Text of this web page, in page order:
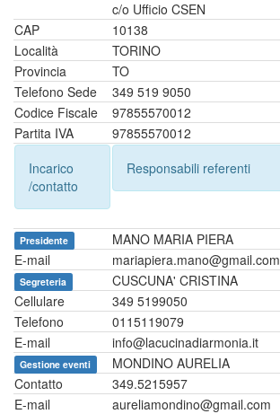
c/o Ufficio CSEN
CAP
10138
Località
TORINO
Provincia
TO
Telefono Sede
349 519 9050
Codice Fiscale
97855570012
Partita IVA
97855570012
Incarico
/contatto
Responsabili referenti
Presidente
MANO MARIA PIERA
E-mail
mariapiera.mano@gmail.com
Segreteria
CUSCUNA' CRISTINA
Cellulare
349 5199050
Telefono
0115119079
E-mail
info@lacucinadiarmonia.it
Gestione eventi
MONDINO AURELIA
Contatto
349.5215957
E-mail
aureliamondino@gmail.com